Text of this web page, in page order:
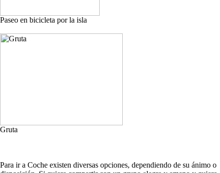
Paseo en bicicleta por la isla
Gruta
Para ir a Coche existen diversas opciones, dependiendo de su ánimo o